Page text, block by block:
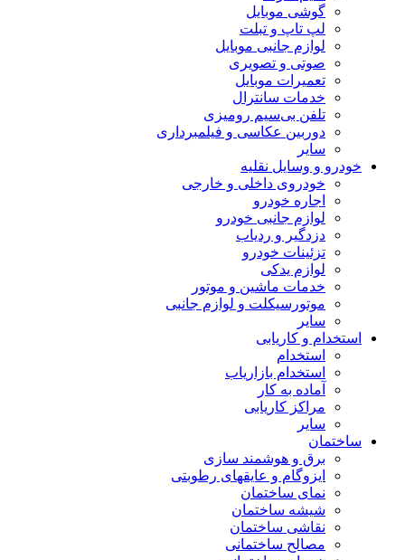
گوشی موبایل
لپ تاپ و تبلت
لوازم جانبی موبایل
صوتی و تصویری
تعمیرات موبایل
خدمات سانترال
تلفن بی‌سیم رومیزی
دوربین عکاسی و فیلمبرداری
سایر
خودرو و وسایل نقلیه
خودروی داخلی و خارجی
اجاره خودرو
لوازم جانبی خودرو
دزدگیر و ردیاب
تزئینات خودرو
لوازم یدکی
خدمات ماشین و موتور
موتورسیکلت و لوازم جانبی
سایر
استخدام و کاریابی
استخدام
استخدام بازاریاب
آماده به کار
مراکز کاریابی
سایر
ساختمان
برق و هوشمند سازی
ایزوگام و عایقهای رطوبتی
نمای ساختمان
شیشه ساختمان
نقاشی ساختمان
مصالح ساختمانی